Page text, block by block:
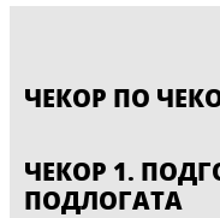
ЧЕКОР ПО
ЧЕКОР 1.
ПОДЛОГАТА